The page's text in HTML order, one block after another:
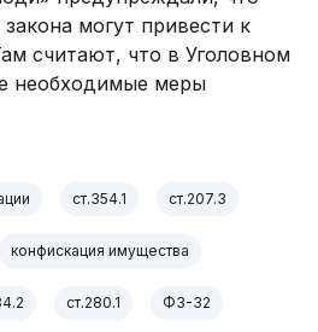
могут привести к
считают, что в Уголовном
необходимые меры
ст.354.1 ст.207.3
конфискация имущества
ст.280.1 ФЗ-32